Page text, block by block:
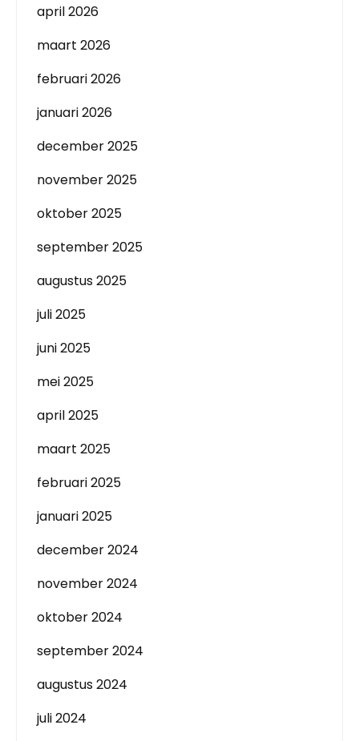
april 2026
maart 2026
februari 2026
januari 2026
december 2025
november 2025
oktober 2025
september 2025
augustus 2025
juli 2025
juni 2025
mei 2025
april 2025
maart 2025
februari 2025
januari 2025
december 2024
november 2024
oktober 2024
september 2024
augustus 2024
juli 2024